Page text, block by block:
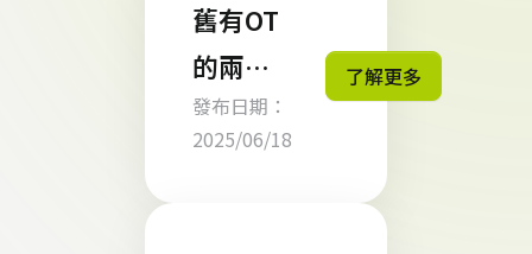
ne 中引
入突破
性的智
舊有OT
的兩
難：為
何老化
發布日期：
2025/06/18
了解更多